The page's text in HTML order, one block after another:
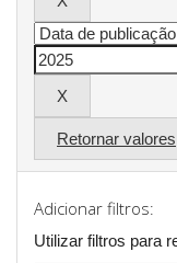
Retornar valores
Adicionar filtros:
Utilizar filtros para